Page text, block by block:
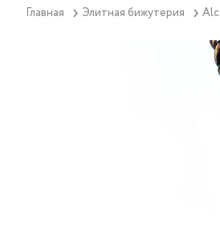
Главная Элитная бижутерия